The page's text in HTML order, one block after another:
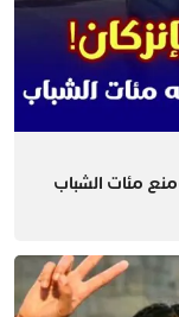
مئات الشباب